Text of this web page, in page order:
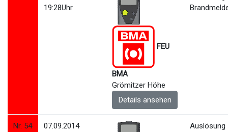
19:28Uhr
FEU
BMA
Grömitzer Höhe
Details ansehen
Nr. 54
07.09.2014
Auslösung